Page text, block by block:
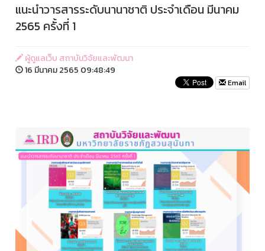
แนะนำวารสารระดับนานาชาติ ประจำเดือน มีนาคม
2565 ครั้งที่ 1
ผู้ดูแลเว็บ สถาบันวิจัยและพัฒนา
16 มีนาคม 2565 09:48:49
Email